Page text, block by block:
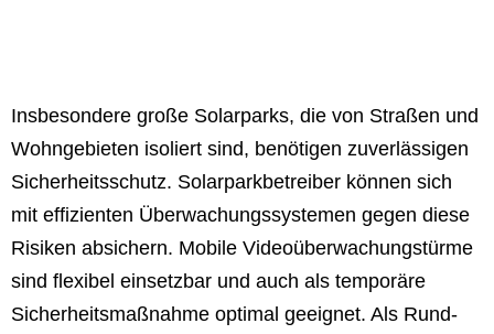
Insbesondere große Solarparks, die von Straßen und
Wohngebieten isoliert sind, benötigen zuverlässigen
Sicherheitsschutz. Solarparkbetreiber können sich
mit effizienten Überwachungssystemen gegen diese
Risiken absichern. Mobile Videoüberwachungstürme
sind flexibel einsetzbar und auch als temporäre
Sicherheitsmaßnahme optimal geeignet. Als Rund-